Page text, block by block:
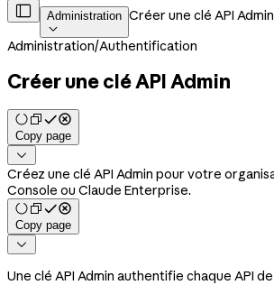
 Administration

Créer une clé API Admin
Administration/Authentification
Créer une clé API Admin
Copy page

Créez une clé API Admin pour votre
Console ou Claude Enterprise.
Copy page

Une clé API Admin authentifie chaque API